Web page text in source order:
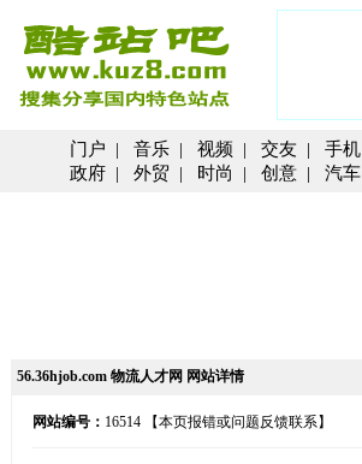
门户 | 音乐 | 视频 | 交友 | 手机
政府 | 外贸 | 时尚 | 创意 | 汽车
56.36hjob.com 物流人才网 网站详情
网站编号： 16514 【本页报错或问题反馈联系】